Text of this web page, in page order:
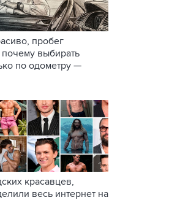
пробег
выбирать
по одометру —
красавцев,
весь интернет на